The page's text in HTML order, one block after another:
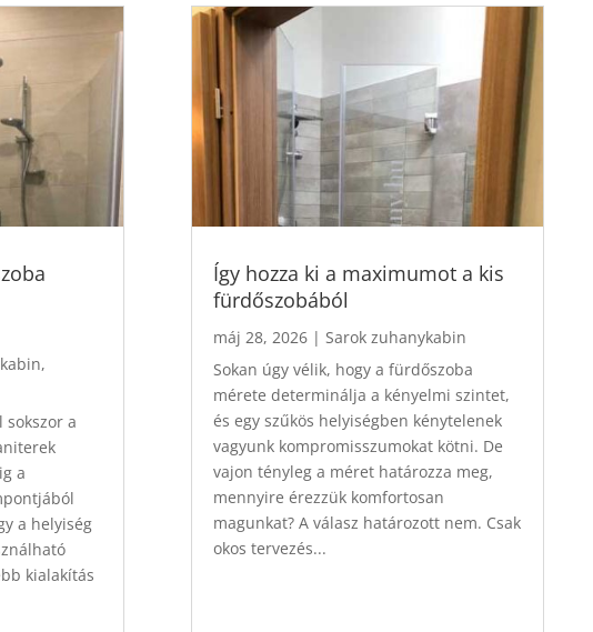
,
a
a
a helyiség
kialakítás
Így hozza ki a maximumot a kis
fürdőszobából
máj 28, 2026| Sarok zuhanykabin
Sokan úgy vélik, hogy a fürdőszoba
mérete determinálja a kényelmi szintet,
és egy szűkös helyiségben kénytelenek
vagyunk kompromisszumokat kötni. De
vajon tényleg a méret határozza meg,
mennyire érezzük komfortosan
magunkat? A válasz határozott nem. Csak
okos tervezés...